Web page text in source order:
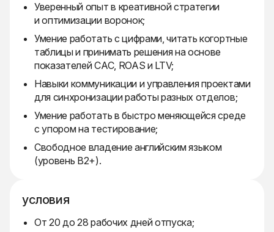
Уверенный опыт в креативной стратегии
и оптимизации воронок;
Умение работать с цифрами, читать когортные
таблицы и принимать решения на основе
показателей CAC, ROAS и LTV;
Навыки коммуникации и управления проектами
для синхронизации работы разных отделов;
Умение работать в быстро меняющейся среде
с упором на тестирование;
Свободное владение английским языком
(уровень B2+).
условия
От 20 до 28 рабочих дней отпуска;